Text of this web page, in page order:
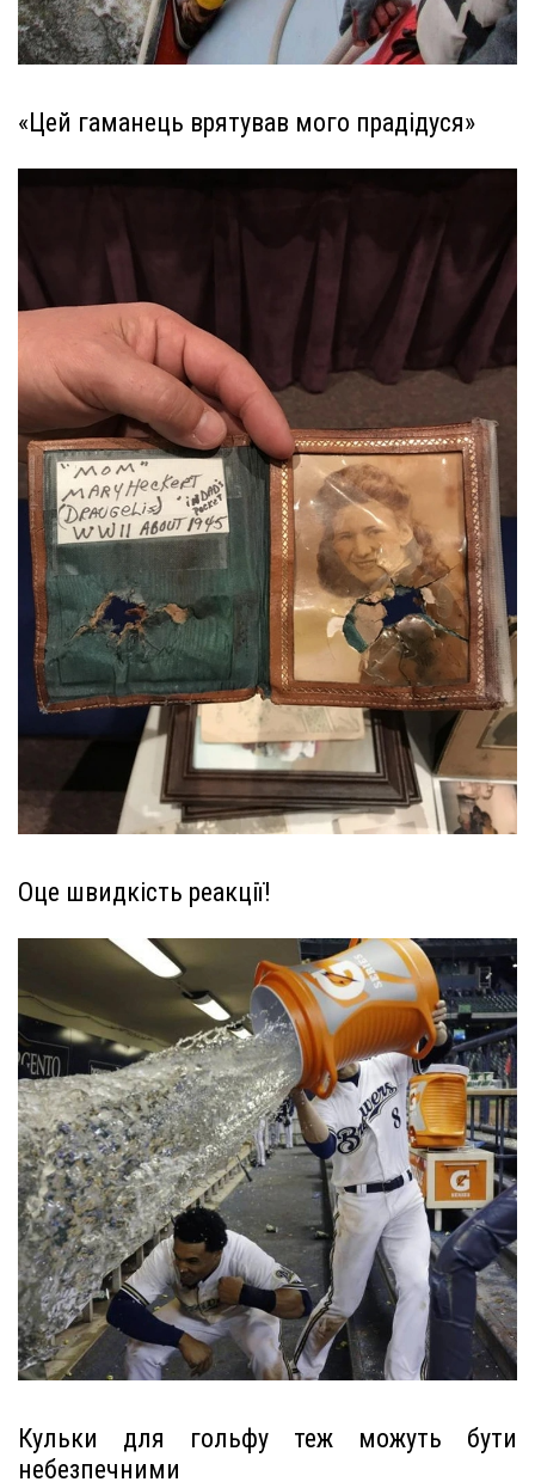
«Цей гаманець врятував мого прадідуся»
Оце швидкість реакції!
Кульки для гольфу теж можуть бути
небезпечними